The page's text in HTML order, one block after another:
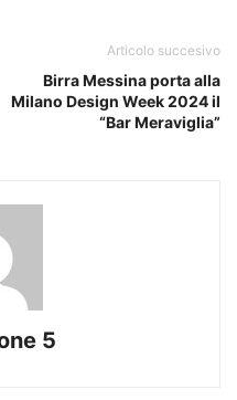
Articolo succesivo
Birra Messina porta alla
Milano Design Week 2024 il
“Bar Meraviglia”
5